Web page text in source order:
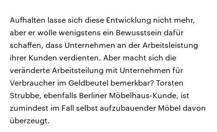
Aufhalten lasse sich diese Entwicklung nicht mehr,
aber er wolle wenigstens ein Bewusstsein dafür
schaffen, dass Unternehmen an der Arbeitsleistung
ihrer Kunden verdienten. Aber macht sich die
veränderte Arbeitsteilung mit Unternehmen für
Verbraucher im Geldbeutel bemerkbar? Torsten
Strubbe, ebenfalls Berliner Möbelhaus-Kunde, ist
zumindest im Fall selbst aufzubauender Möbel davon
überzeugt.